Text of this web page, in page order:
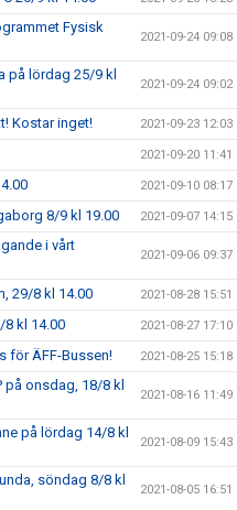
Fysisk
2021-09-24 09:08
på lördag 25/9 kl
2021-09-24 09:02
Kostar inget! 2021-09-23 12:03
2021-09-20 11:41
2021-09-10 08:17
8/9 kl 19.00 2021-09-07 14:15
i vårt
2021-09-06 09:37
29/8 kl 14.00 2021-08-28 15:51
8 kl 14.00 2021-08-27 17:10
för ÄFF-Bussen! 2021-08-25 15:18
på onsdag, 18/8 kl
2021-08-16 11:49
på lördag 14/8 kl
2021-08-09 15:43
söndag 8/8 kl
2021-08-05 16:51